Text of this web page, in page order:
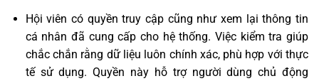
Hội viên có quyền truy cập cũng như xem lại thông tin
cá nhân đã cung cấp cho hệ thống. Việc kiểm tra giúp
chắc chắn rằng dữ liệu luôn chính xác, phù hợp với thực
tế sử dụng. Quyền này hỗ trợ người dùng chủ động